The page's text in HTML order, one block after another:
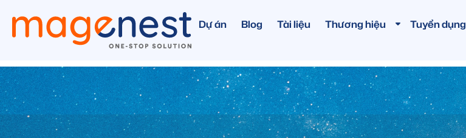
Dự án Blog Tài liệu Thương hiệu Tuyển dụng